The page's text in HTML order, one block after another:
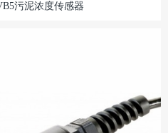
污泥浓度传感器